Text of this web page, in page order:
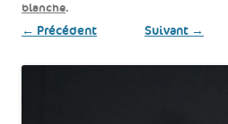
blanche.
← Précédent Suivant →